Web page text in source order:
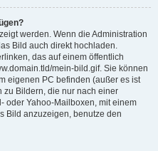
werden. Wenn die Administration
Bild auch direkt hochladen.
das auf einem öffentlich
mein-bild.gif. Sie können
eigenen PC befinden (außer es ist
zu Bildern, die nur nach einer
oder Yahoo-Mailboxen, mit einem
Bild anzuzeigen, benutze den